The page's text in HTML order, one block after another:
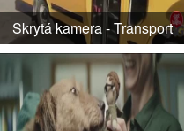
Skrytá kamera - Transport